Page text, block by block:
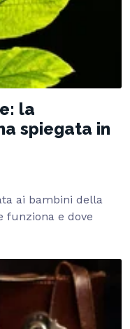
la
spiegata in
ai bambini della
funziona e dove